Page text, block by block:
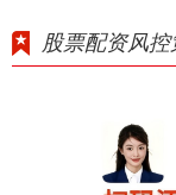
股票配资风